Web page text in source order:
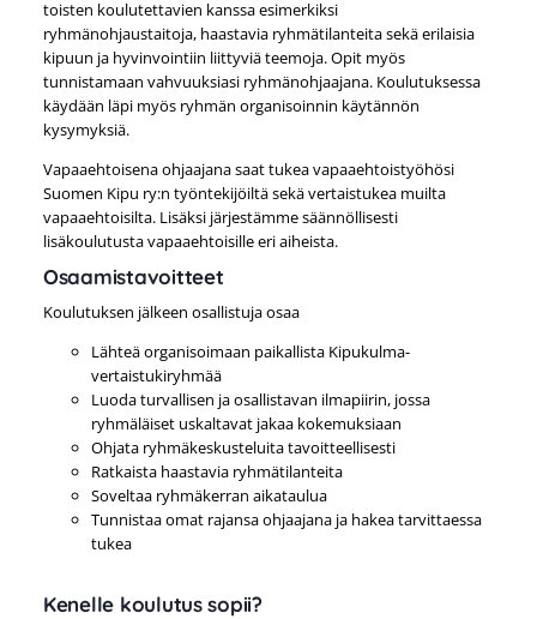
toisten koulutettavien kanssa esimerkiksi
ryhmänohjaustaitoja, haastavia ryhmätilanteita sekä erilaisia
kipuun ja hyvinvointiin liittyviä teemoja. Opit myös
tunnistamaan vahvuuksiasi ryhmänohjaajana. Koulutuksessa
käydään läpi myös ryhmän organisoinnin käytännön
kysymyksiä.
Vapaaehtoisena ohjaajana saat tukea vapaaehtoistyöhösi
Suomen Kipu ry:n työntekijöiltä sekä vertaistukea muilta
vapaaehtoisilta. Lisäksi järjestämme säännöllisesti
lisäkoulutusta vapaaehtoisille eri aiheista.
Osaamistavoitteet
Koulutuksen jälkeen osallistuja osaa
Lähteä organisoimaan paikallista Kipukulma-
vertaistukiryhmää
Luoda turvallisen ja osallistavan ilmapiirin, jossa
ryhmäläiset uskaltavat jakaa kokemuksiaan
Ohjata ryhmäkeskusteluita tavoitteellisesti
Ratkaista haastavia ryhmätilanteita
Soveltaa ryhmäkerran aikataulua
Tunnistaa omat rajansa ohjaajana ja hakea tarvittaessa
tukea
Kenelle koulutus sopii?